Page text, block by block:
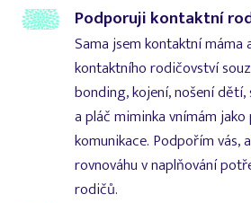
Podporuji kontaktní
Sama jsem kontaktní máma
kontaktního rodičovství
bonding, kojení, nošení dětí,
a pláč miminka vnímám
komunikace. Podpořím vás,
rovnováhu v naplňování
rodičů.